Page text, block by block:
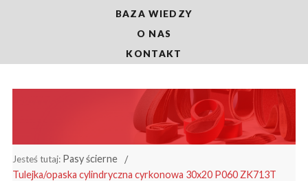
BAZA WIEDZY
O NAS
KONTAKT
Jesteś tutaj: Pasy ścierne
Tulejka/opaska cylindryczna cyrkonowa 30x20 P060 ZK713T